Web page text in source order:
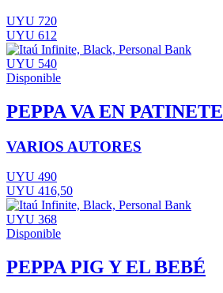
UYU 720
UYU 612
UYU 540
Disponible
PEPPA VA EN PATINETE
VARIOS AUTORES
UYU 490
UYU 416,50
UYU 368
Disponible
PEPPA PIG Y EL BEBÉ